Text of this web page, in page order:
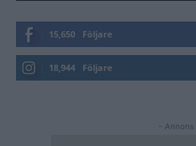
15,650 Följare
18,944 Följare
- Annons -